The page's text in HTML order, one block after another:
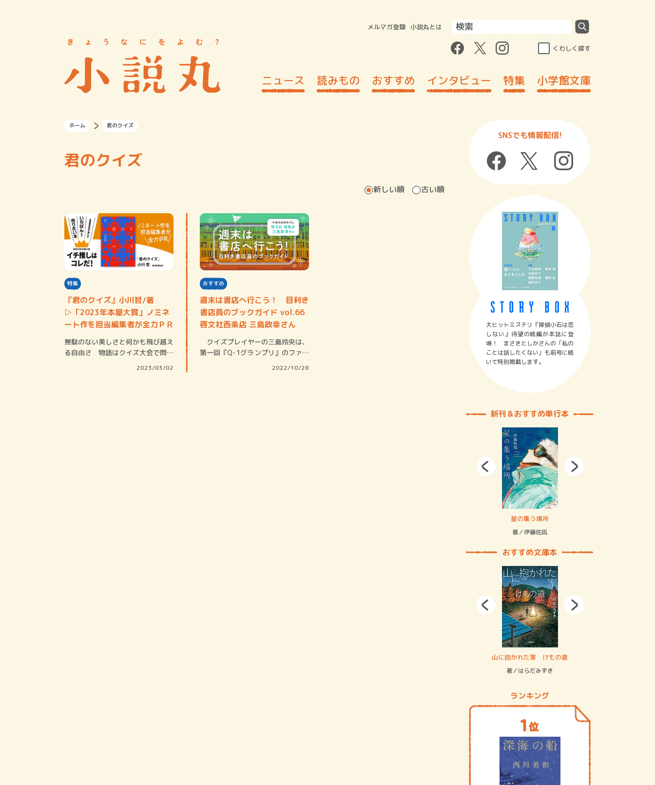
メルマガ登録 小説丸とは
くわしく探す
ニュース 読みもの おすすめ インタビュー 特集 小学館文庫
ホーム 君のクイズ
君のクイズ
新しい順 古い順
特集
『君のクイズ』小川哲/著
▷「2023年本屋大賞」ノミネ
ート作を担当編集者が全力ＰＲ
無駄のない美しさと何かも飛び越え
る自由さ 物語はクイズ大会で問題
2023/03/02
おすすめ
週末は書店へ行こう！ 目利き
書店員のブックガイド vol.66
啓文社西条店 三島政幸さん
クイズプレイヤーの三島玲央は、
第一回『Q-1グランプリ』のファイ
2022/10/28
SNSでも情報配信!
大ヒットミステリ『探偵小石は恋
しない』待望の続編が本誌に登
場！ まさきとしかさんの「私の
ことは話したくない」も前号に続
いて特別掲載します。
新刊＆おすすめ単行本
星の集う場所
著／伊藤佐凪
おすすめ文庫本
山に抱かれた家 けもの道
著／はらだみずき
ランキング